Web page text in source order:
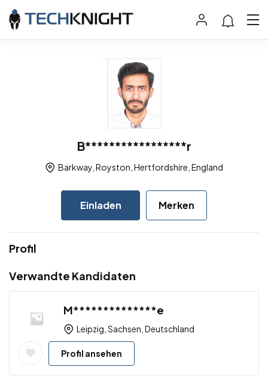
B*****************r
Barkway, Royston, Hertfordshire, England
Einladen Merken
Profil
Verwandte Kandidaten
M**************e
Leipzig, Sachsen, Deutschland
Profil ansehen